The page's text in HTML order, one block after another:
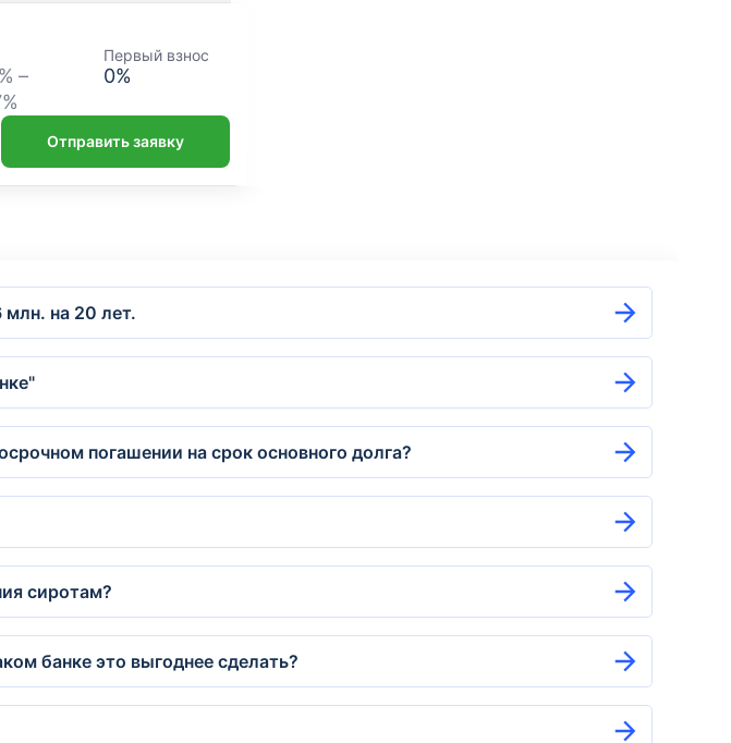
–
Первый взнос
0%
Отправить заявку
на 20 лет.
погашении на срок основного долга?
сиротам?
банке это выгоднее сделать?